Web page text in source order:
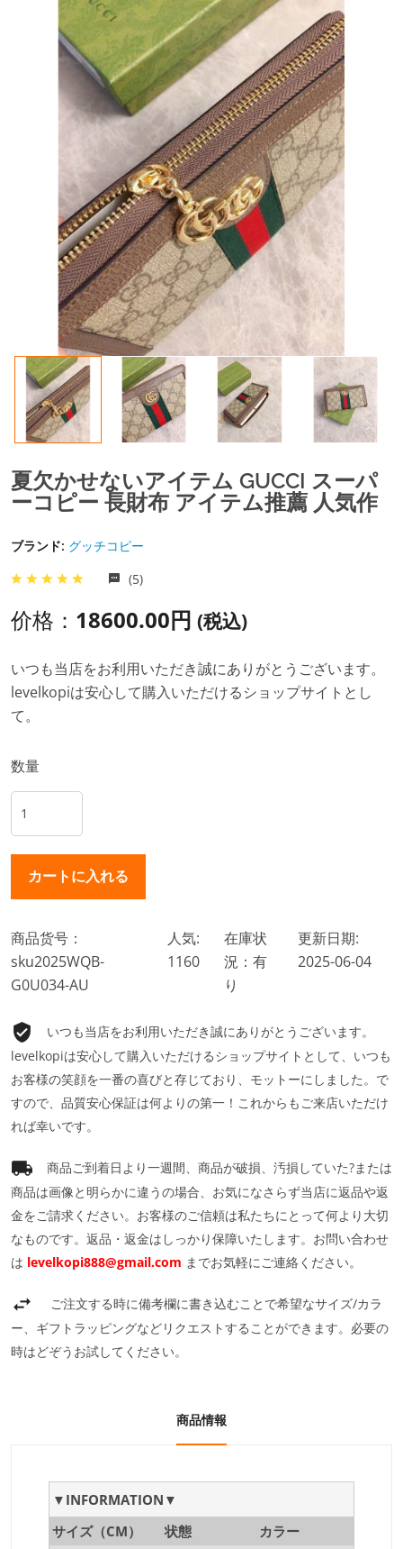
夏欠かせないアイテム GUCCI スーパ
ーコピー 長財布 アイテム推薦 人気作
ブランド: グッチコピー
(5)
价格： 18600.00円 (税込)
いつも当店をお利用いただき誠にありがとうございます。
levelkopiは安心して購入いただけるショップサイトとし
て。
数量
商品货号：
sku2025WQB-
G0U034-AU
人気:
1160
在庫状
況：有
り
更新日期:
2025-06-04
いつも当店をお利用いただき誠にありがとうございます。
levelkopiは安心して購入いただけるショップサイトとして、いつも
お客様の笑顔を一番の喜びと存じており、モットーにしました。で
すので、品質安心保証は何よりの第一！これからもご来店いただけ
れば幸いです。
商品ご到着日より一週間、商品が破損、汚損していた?または
商品は画像と明らかに違うの場合、お気になさらず当店に返品や返
金をご請求ください。お客様のご信頼は私たちにとって何より大切
なものです。返品・返金はしっかり保障いたします。お問い合わせ
は levelkopi888@gmail.com までお気軽にご連絡ください。
ご注文する時に備考欄に書き込むことで希望なサイズ/カラ
ー、ギフトラッピングなどリクエストすることができます。必要の
時はどぞうお試してください。
商品情報
▼INFORMATION▼
サイズ（CM）
状態 カラー